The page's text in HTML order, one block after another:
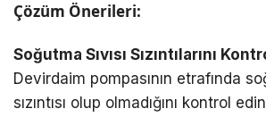
Çözüm Önerileri:
Soğutma Sıvısı Sızıntılarını
Devirdaim pompasının etrafında
sızıntısı olup olmadığını kontrol